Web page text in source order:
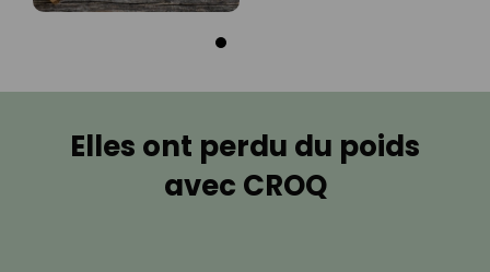
Elles ont perdu du poids
avec CROQ